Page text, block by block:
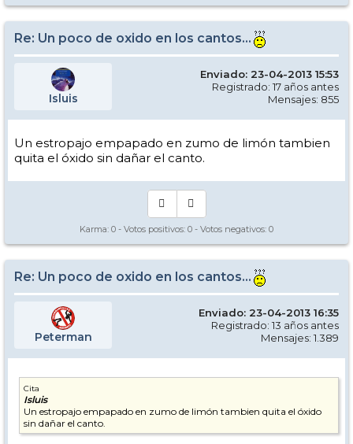
Re: Un poco de oxido en los cantos...
Isluis
Enviado: 23-04-2013 15:53
Registrado: 17 años antes
Mensajes: 855
Un estropajo empapado en zumo de limón tambien
quita el óxido sin dañar el canto.
Karma: 0 - Votos positivos: 0 - Votos negativos: 0
Re: Un poco de oxido en los cantos...
Peterman
Enviado: 23-04-2013 16:35
Registrado: 13 años antes
Mensajes: 1.389
Cita
Isluis
Un estropajo empapado en zumo de limón tambien quita el óxido
sin dañar el canto.